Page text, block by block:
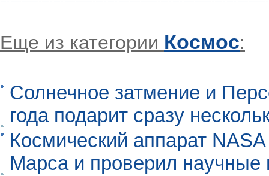
Еще из категории Космос:
Солнечное затмение и
года подарит сразу
Космический аппарат
Марса и проверил научные